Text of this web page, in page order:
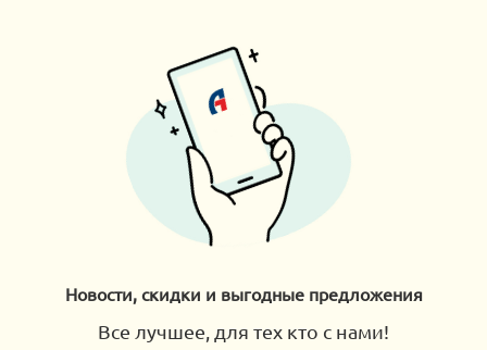
Новости, скидки и выгодные предложения
Все лучшее, для тех кто с нами!